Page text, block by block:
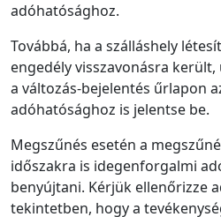
adóhatósághoz.
Továbbá, ha a szálláshely
engedély visszavonásra
a változás-bejelentés űrlapon
adóhatósághoz is jelentse be.
Megszűnés esetén a
időszakra is idegenforgalmi
benyújtani. Kérjük ellenőrizze
tekintetben, hogy a